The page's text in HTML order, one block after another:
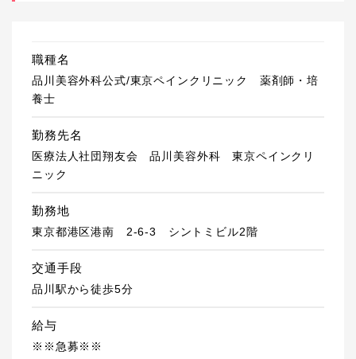
職種名
品川美容外科公式/東京ペインクリニック 薬剤師・培
養士
勤務先名
医療法人社団翔友会 品川美容外科 東京ペインクリ
ニック
勤務地
東京都港区港南 2-6-3 シントミビル2階
交通手段
品川駅から徒歩5分
給与
※※急募※※